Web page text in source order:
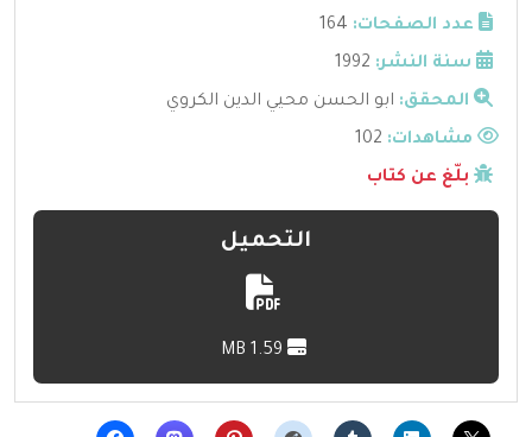
عدد الصفحات: 164
سنة النشر: 1992
المحقق: ابو الحسن محيي الدين الكروي
مشاهدات:
بلّغ عن كتاب
التحميل